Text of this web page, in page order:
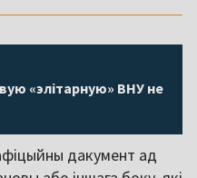
«элітарную» ВНУ не
дакумент ад